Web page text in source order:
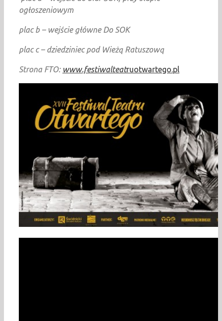
ogłoszeniowym
plac b – wejście główne Do SOK
plac c – dziedziniec pod Wieżą Ratuszową
Strona FTO: www.festiwalteatruotwartego.pl